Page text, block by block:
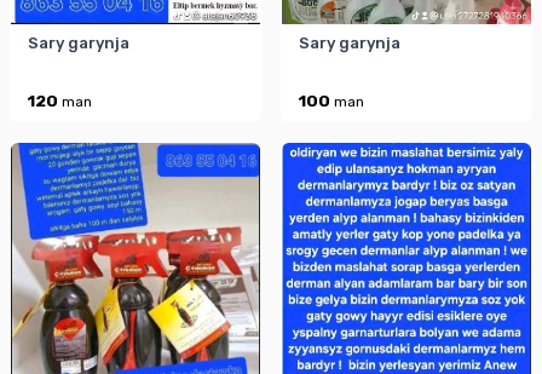
Sary garynja
120 man
Sary garynja
100 man